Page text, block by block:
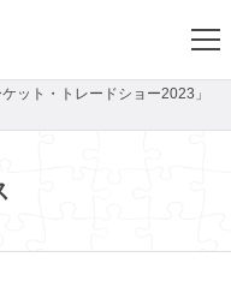
ット・トレードショー2023」